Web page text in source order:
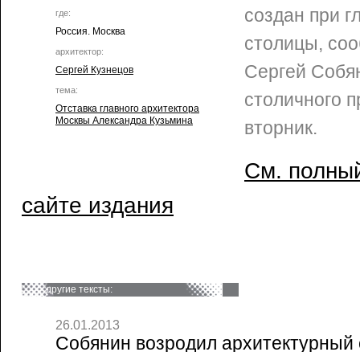
где:
Россия. Москва
архитектор:
Сергей Кузнецов
тема:
Отставка главного архитектора
Москвы Александра Кузьмина
создан при
столицы,
Сергей
столичного
вторник.
См.
сайте издания
другие тексты:
26.01.2013
Собянин возродил архитектурный